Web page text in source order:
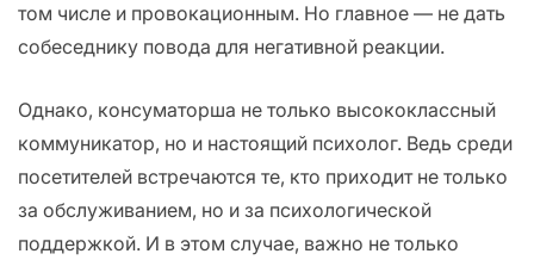
том числе и провокационным. Но главное — не дать
собеседнику повода для негативной реакции.
Однако, консуматорша не только высококлассный
коммуникатор, но и настоящий психолог. Ведь среди
посетителей встречаются те, кто приходит не только
за обслуживанием, но и за психологической
поддержкой. И в этом случае, важно не только